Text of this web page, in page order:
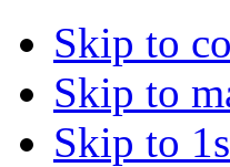
Skip to
Skip to
Skip to